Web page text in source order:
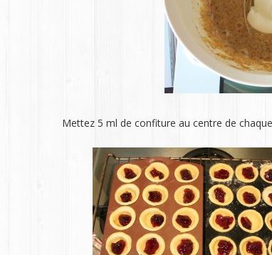
Mettez 5 ml de confiture au centre de